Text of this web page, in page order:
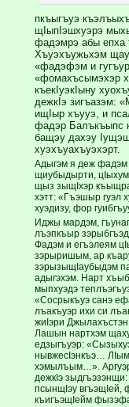
пкъыгъуэ
щIыпIэшхуэрэ
фадэмрэ абы епха
Хъуэхъужьхэм
«фадэфэм и
«фомахъсымэхэр
къекIуэкIыну
дежкIэ зигъазэм:
ищIыр хъууэ, и
фадэр Балъкъыпс
бащэу дахэу
хуэхъуахъуэхэрт.
Адыгэм я деж фадэм
щиубыдырти,
щыз зыщIхэр
хэтт: «Гъэшыр гуэл
хуэдизу, фор
Иджы мардэм,
лъэпкъыр
Фадэм и егъэлеям
зэрыришым, ар
зэрызыщIаубыдэм
адыгэхэм. Нарт
мыпхуэдэ
«Сосрыкъуэ санэ
лъакъуэр ихи си
жиIэри
Лашын нартхэм
едзыгъуэр:
нывжесIэнкъэ…
хэмылъым…».
дежкIэ
псынщIэу вгъэщIей,
къигъэщIейм